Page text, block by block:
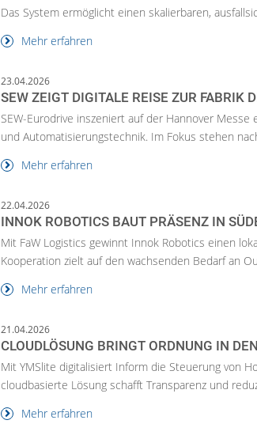
Das System ermöglicht einen skalierbaren,
Mehr erfahren
23.04.2026
SEW ZEIGT DIGITALE REISE ZUR FABRIK
SEW-Eurodrive inszeniert auf der Hannover
und Automatisierungstechnik. Im Fokus stehen
Mehr erfahren
22.04.2026
INNOK ROBOTICS BAUT PRÄSENZ IN
Mit FaW Logistics gewinnt Innok Robotics einen
Kooperation zielt auf den wachsenden Bedarf an
Mehr erfahren
21.04.2026
CLOUDLÖSUNG BRINGT ORDNUNG IN
Mit YMSlite digitalisiert Inform die Steuerung von
cloudbasierte Lösung schafft Transparenz und
Mehr erfahren